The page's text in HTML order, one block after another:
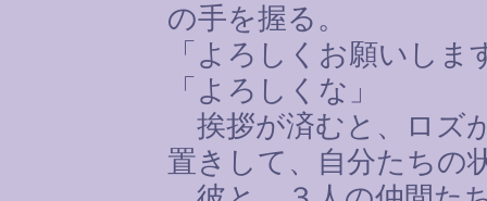
の手を握る。
「よろしくお願いし
「よろしくな」
挨拶が済むと、ロズ
置きして、自分たちの